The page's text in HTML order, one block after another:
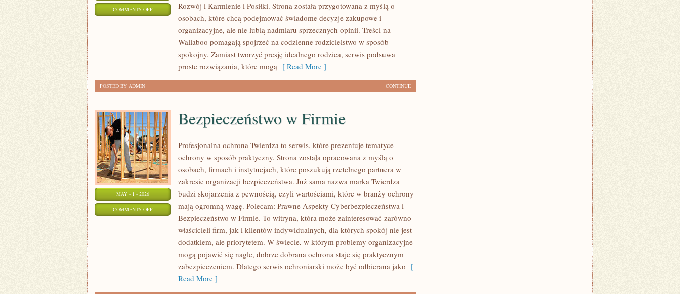
COMMENTS OFFON
Rozwój i Karmienie i Posiłki. Strona została przygotowana z myślą o
osobach, które chcą podejmować świadome decyzje zakupowe i
organizacyjne, ale nie lubią nadmiaru sprzecznych opinii. Treści na
Wallaboo pomagają spojrzeć na codzienne rodzicielstwo w sposób
spokojny. Zamiast tworzyć presję idealnego rodzica, serwis podsuwa
proste rozwiązania, które mogą [ Read More ]
CONTINUE
POSTED BY ADMIN
MAY - 1 - 2026
COMMENTS OFFON
BEZPIECZEŃSTWO
Bezpieczeństwo w Firmie
Profesjonalna ochrona Twierdza to serwis, które prezentuje tematyce
ochrony w sposób praktyczny. Strona została opracowana z myślą o
osobach, firmach i instytucjach, które poszukują rzetelnego partnera w
zakresie organizacji bezpieczeństwa. Już sama nazwa marka Twierdza
budzi skojarzenia z pewnością, czyli wartościami, które w branży ochrony
mają ogromną wagę. Polecam: Prawne Aspekty Cyberbezpieczeństwa i
Bezpieczeństwo w Firmie. To witryna, która może zainteresować zarówno
właścicieli firm, jak i klientów indywidualnych, dla których spokój nie jest
dodatkiem, ale priorytetem. W świecie, w którym problemy organizacyjne
mogą pojawić się nagle, dobrze dobrana ochrona staje się praktycznym
zabezpieczeniem. Dlatego serwis ochroniarski może być odbierana jako [
Read More ]